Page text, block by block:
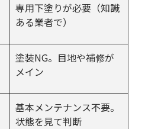
専用下塗りが必要（知識
ある業者で）
塗装NG。目地や補修が
メイン
基本メンテナンス不要。
状態を見て判断